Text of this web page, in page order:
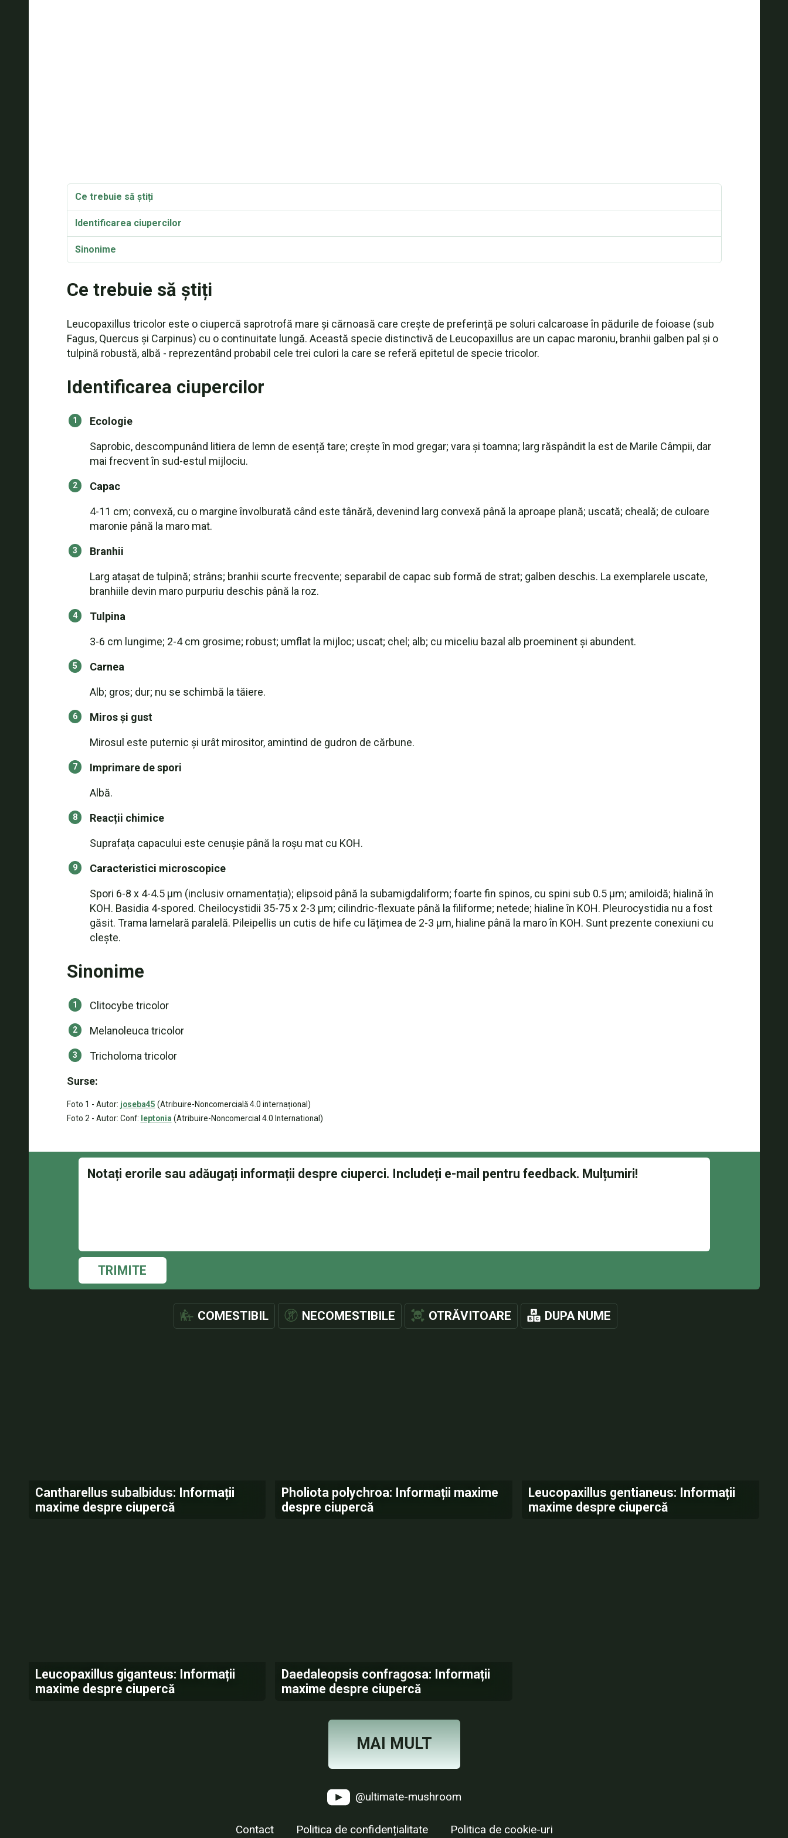
Ce trebuie să știți
Identificarea ciupercilor
Sinonime
Ce trebuie să știți
Leucopaxillus tricolor este o ciupercă saprotrofă mare și cărnoasă care crește de preferință pe soluri calcaroase în pădurile de foioase (sub
Fagus, Quercus și Carpinus) cu o continuitate lungă. Această specie distinctivă de Leucopaxillus are un capac maroniu, branhii galben pal și o
tulpină robustă, albă - reprezentând probabil cele trei culori la care se referă epitetul de specie tricolor.
Identificarea ciupercilor
Ecologie
Saprobic, descompunând litiera de lemn de esență tare; crește în mod gregar; vara și toamna; larg răspândit la est de Marile Câmpii, dar
mai frecvent în sud-estul mijlociu.
Capac
4-11 cm; convexă, cu o margine învolburată când este tânără, devenind larg convexă până la aproape plană; uscată; cheală; de culoare
maronie până la maro mat.
Branhii
Larg atașat de tulpină; strâns; branhii scurte frecvente; separabil de capac sub formă de strat; galben deschis. La exemplarele uscate,
branhiile devin maro purpuriu deschis până la roz.
Tulpina
3-6 cm lungime; 2-4 cm grosime; robust; umflat la mijloc; uscat; chel; alb; cu miceliu bazal alb proeminent și abundent.
Carnea
Alb; gros; dur; nu se schimbă la tăiere.
Miros și gust
Mirosul este puternic și urât mirositor, amintind de gudron de cărbune.
Imprimare de spori
Albă.
Reacții chimice
Suprafața capacului este cenușie până la roșu mat cu KOH.
Caracteristici microscopice
Spori 6-8 x 4-4.5 µm (inclusiv ornamentația); elipsoid până la subamigdaliform; foarte fin spinos, cu spini sub 0.5 µm; amiloidă; hialină în
KOH. Basidia 4-spored. Cheilocystidii 35-75 x 2-3 µm; cilindric-flexuate până la filiforme; netede; hialine în KOH. Pleurocystidia nu a fost
găsit. Trama lamelară paralelă. Pileipellis un cutis de hife cu lățimea de 2-3 µm, hialine până la maro în KOH. Sunt prezente conexiuni cu
clește.
Sinonime
Clitocybe tricolor
Melanoleuca tricolor
Tricholoma tricolor
Surse:
Foto 1 - Autor: joseba45 (Atribuire-Noncomercială 4.0 internațional)
Foto 2 - Autor: Conf: leptonia (Atribuire-Noncomercial 4.0 International)
TRIMITE
COMESTIBIL NECOMESTIBILE OTRĂVITOARE DUPA NUME
Cantharellus subalbidus: Informații
maxime despre ciupercă
Pholiota polychroa: Informații maxime
despre ciupercă
Leucopaxillus gentianeus: Informații
maxime despre ciupercă
Leucopaxillus giganteus: Informații
maxime despre ciupercă
Daedaleopsis confragosa: Informații
maxime despre ciupercă
MAI MULT
@ultimate-mushroom
Contact Politica de confidențialitate Politica de cookie-uri